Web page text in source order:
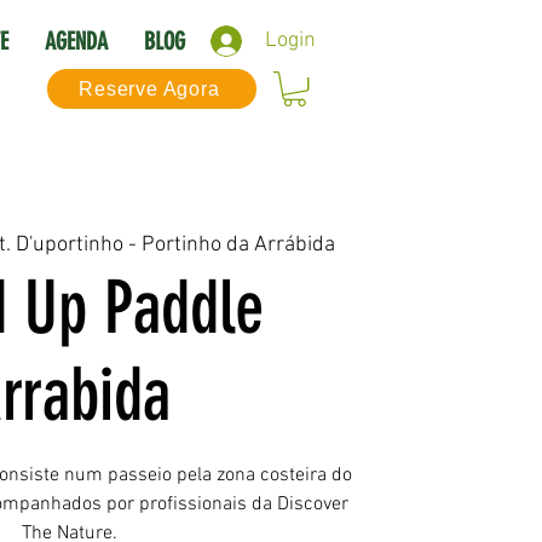
Login
AGENDA BLOG
Reserve Agora
D'uportinho - Portinho da Arrábida
Up Paddle
num passeio pela zona costeira do
por profissionais da Discover
The Nature.